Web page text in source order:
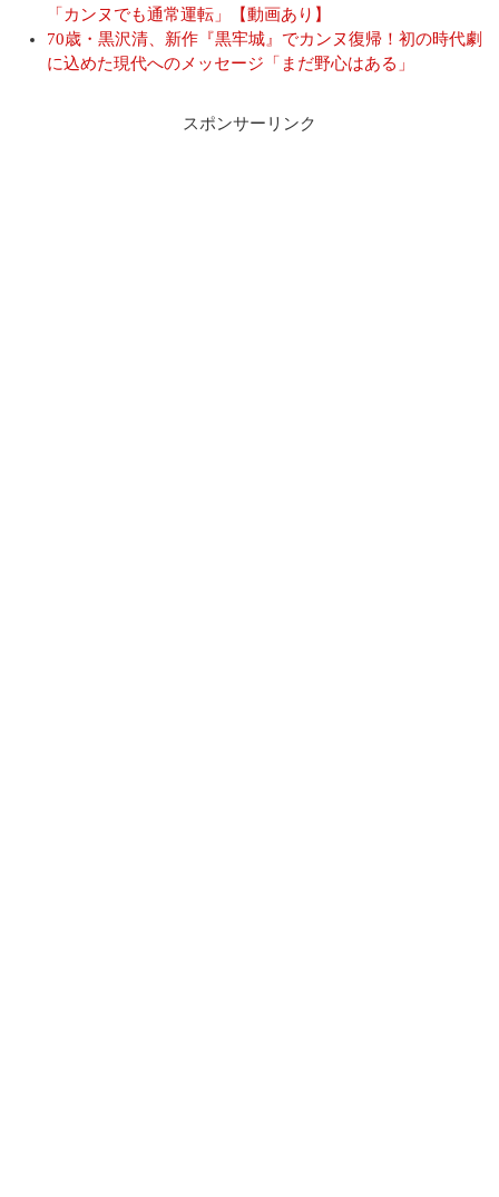
「カンヌでも通常運転」【動画あり】
70歳・黒沢清、新作『黒牢城』でカンヌ復帰！初の時代劇
に込めた現代へのメッセージ「まだ野心はある」
スポンサーリンク